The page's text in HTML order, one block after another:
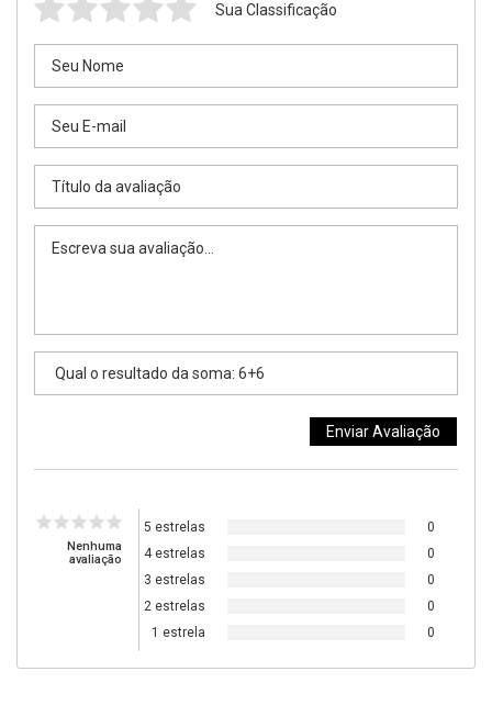
Sua Classificação
Nenhuma
avaliação
5 estrelas
0
4 estrelas
0
3 estrelas
0
2 estrelas
0
1 estrela
0